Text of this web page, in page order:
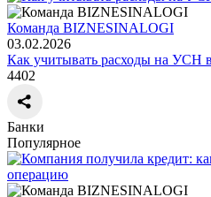
Команда BIZNESINALOGI
03.02.2026
Как учитывать расходы на УСН
4402
Банки
Популярное